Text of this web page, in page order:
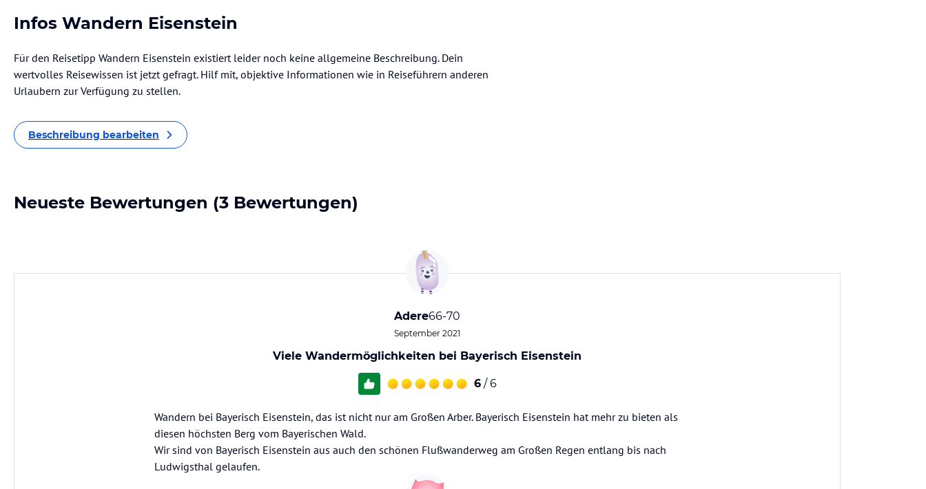
Infos Wandern Eisenstein
Für den Reisetipp Wandern Eisenstein existiert leider noch keine allgemeine Beschreibung. Dein
wertvolles Reisewissen ist jetzt gefragt. Hilf mit, objektive Informationen wie in Reiseführern anderen
Urlaubern zur Verfügung zu stellen.
Beschreibung bearbeiten
Neueste Bewertungen (3 Bewertungen)
Adere66-70
September 2021
Viele Wandermöglichkeiten bei Bayerisch Eisenstein
6 / 6
Wandern bei Bayerisch Eisenstein, das ist nicht nur am Großen Arber. Bayerisch Eisenstein hat mehr zu bieten als
diesen höchsten Berg vom Bayerischen Wald.
Wir sind von Bayerisch Eisenstein aus auch den schönen Flußwanderweg am Großen Regen entlang bis nach
Ludwigsthal gelaufen.